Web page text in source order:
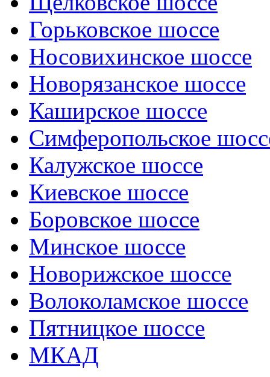
Горьковское шоссе
Носовихинское шоссе
Новорязанское шоссе
Каширское шоссе
Симферопольское
Калужское шоссе
Киевское шоссе
Боровское шоссе
Минское шоссе
Новорижское шоссе
Волоколамское шоссе
Пятницкое шоссе
МКАД